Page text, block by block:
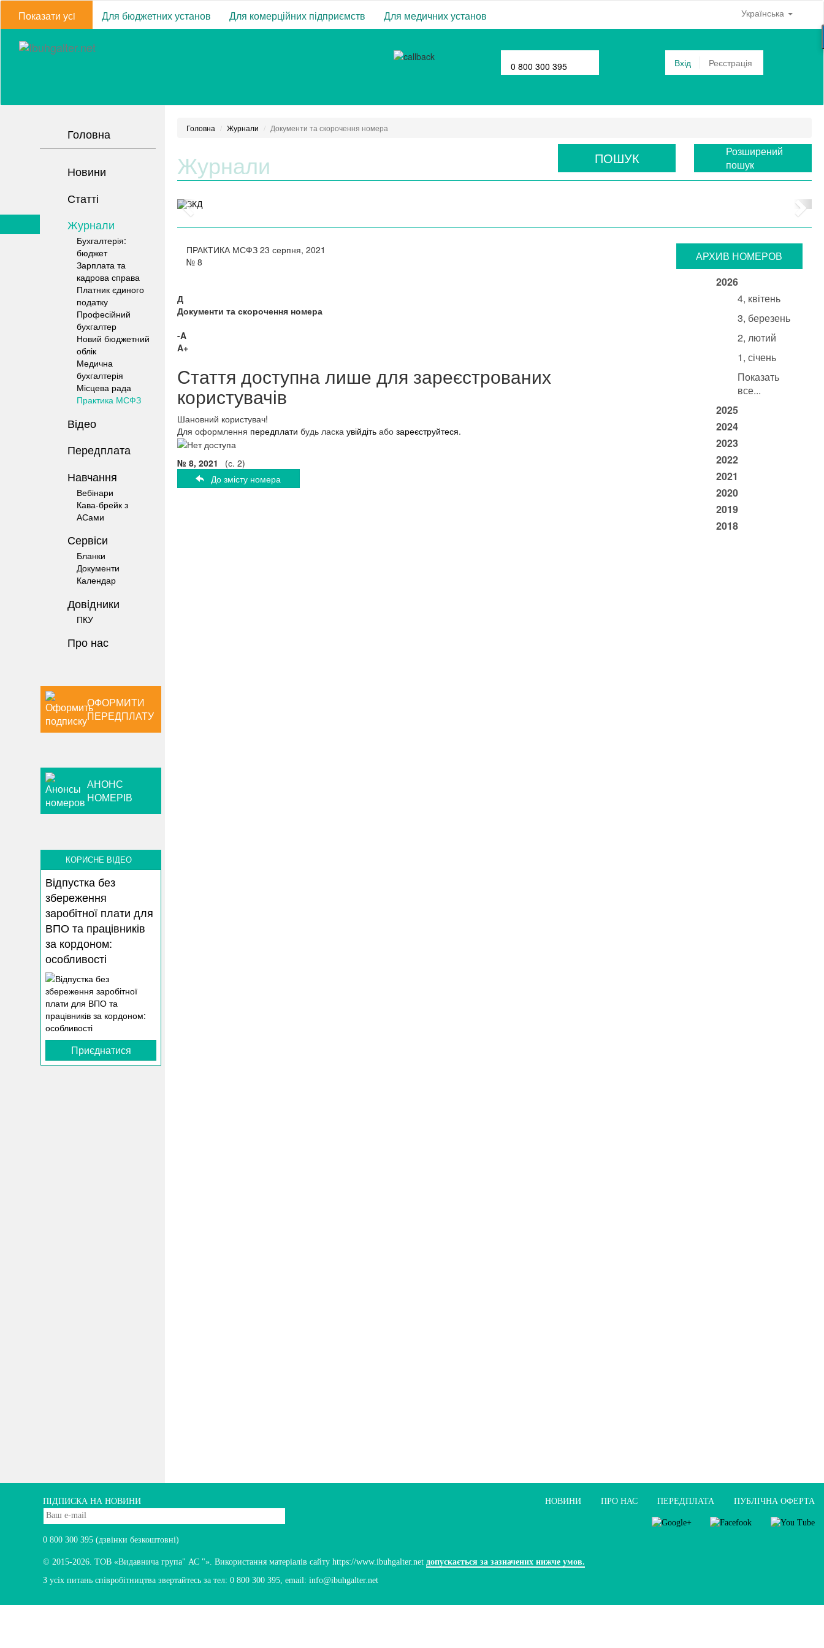
Показати усi Для бюджетних установ Для комерційних підприємств Для медичних установ Українська
0 800 300 395 Вхід Реєстрація
Головна
Новини
Статті
Журнали
Бухгалтерія:
бюджет
Зарплата та
кадрова справа
Платник єдиного
податку
Професійний
бухгалтер
Новий бюджетний
облік
Медична
бухгалтерія
Місцева рада
Практика МСФЗ
Відео
Передплата
Навчання
Вебінари
Кава-брейк з
АСами
Сервіси
Бланки
Документи
Календар
Довiдники
ПКУ
Про нас
ОФОРМИТИ
ПЕРЕДПЛАТУ
АНОНС
НОМЕРІВ
КОРИСНЕ ВІДЕО
Відпустка без
збереження
заробітної плати для
ВПО та працівників
за кордоном:
особливості
Приєднатися
Головна Журнали Документи та скорочення номера
Журнали ПОШУК
Розширений
пошук
ПРАКТИКА МСФЗ 23 серпня, 2021
№ 8
Д
Документи та скорочення номера
-A
A+
Стаття доступна лише для зареєстрованих
користувачів
Шановний користувач!
Для оформлення передплати будь ласка увійдіть або зареєструйтеся.
№ 8, 2021
(с. 2)
До змісту номера
АРХИВ НОМЕРОВ
2026
4, квітень
3, березень
2, лютий
1, січень
Показать
все...
2025
2024
2023
2022
2021
2020
2019
2018
ПІДПИСКА НА НОВИНИ
0 800 300 395 (дзвінки безкоштовні)
НОВИНИ ПРО НАС ПЕРЕДПЛАТА ПУБЛIЧНА ОФЕРТА
© 2015-2026. ТОВ «Видавнича група" АС "». Використання матеріалів сайту https://www.ibuhgalter.net допускається за зазначених нижче умов.
З усіх питань співробітництва звертайтесь за тел: 0 800 300 395, email: info@ibuhgalter.net